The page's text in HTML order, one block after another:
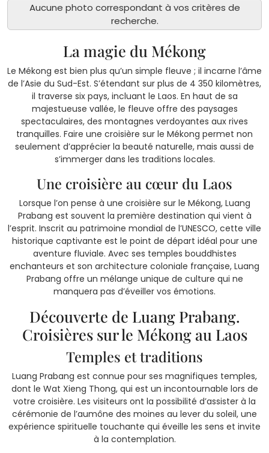
Aucune photo correspondant à vos critères de
recherche.
La magie du Mékong
Le Mékong est bien plus qu’un simple fleuve ; il incarne l’âme
de l’Asie du Sud-Est. S’étendant sur plus de 4 350 kilomètres,
il traverse six pays, incluant le Laos. En haut de sa
majestueuse vallée, le fleuve offre des paysages
spectaculaires, des montagnes verdoyantes aux rives
tranquilles. Faire une croisière sur le Mékong permet non
seulement d’apprécier la beauté naturelle, mais aussi de
s’immerger dans les traditions locales.
Une croisière au cœur du Laos
Lorsque l’on pense à une croisière sur le Mékong, Luang
Prabang est souvent la première destination qui vient à
l’esprit. Inscrit au patrimoine mondial de l’UNESCO, cette ville
historique captivante est le point de départ idéal pour une
aventure fluviale. Avec ses temples bouddhistes
enchanteurs et son architecture coloniale française, Luang
Prabang offre un mélange unique de culture qui ne
manquera pas d’éveiller vos émotions.
Découverte de Luang Prabang.
Croisières sur le Mékong au Laos
Temples et traditions
Luang Prabang est connue pour ses magnifiques temples,
dont le Wat Xieng Thong, qui est un incontournable lors de
votre croisière. Les visiteurs ont la possibilité d’assister à la
cérémonie de l’aumône des moines au lever du soleil, une
expérience spirituelle touchante qui éveille les sens et invite
à la contemplation.